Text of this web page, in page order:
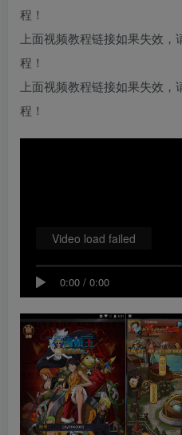
程！
上面视频教程链接如果失效
程！
上面视频教程链接如果失效
程！
0:00 / 0:00
Video load failed